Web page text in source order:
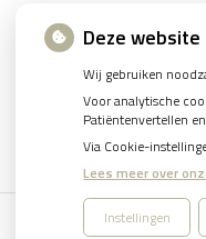
Klik
Deze
Wij gebruiken
Voor analytische
Patiëntenvertellen
Via Cookie-
Lees meer over
Instellingen